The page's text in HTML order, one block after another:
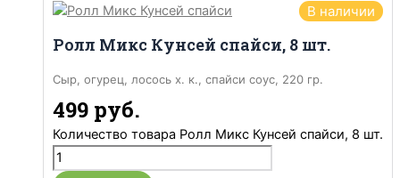
В наличии
Ролл Микс Кунсей спайси, 8 шт.
Сыр, огурец, лосось х. к., спайси соус, 220 гр.
499 руб.
Количество товара Ролл Микс Кунсей спайси, 8 шт.